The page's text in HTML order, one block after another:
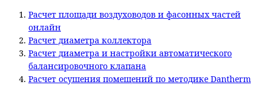
Расчет площади воздуховодов и фасонных частей
онлайн
Расчет диаметра коллектора
Расчет диаметра и настройки автоматического
балансировочного клапана
Расчет осушения помещений по методике Dantherm